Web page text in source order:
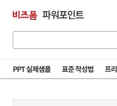
PPT 실제샘플 표준 작성법 프